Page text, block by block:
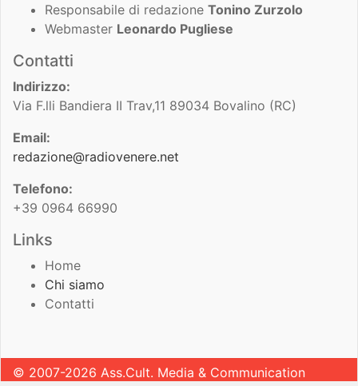
Responsabile di redazione Tonino Zurzolo
Webmaster Leonardo Pugliese
Contatti
Indirizzo:
Via F.lli Bandiera II Trav,11 89034 Bovalino (RC)
Email:
redazione@radiovenere.net
Telefono:
+39 0964 66990
Links
Home
Chi siamo
Contatti
© 2007-2026 Ass.Cult. Media & Communication